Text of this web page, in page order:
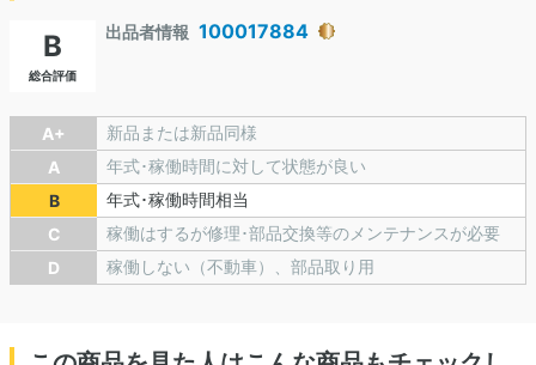
B
総合評価
出品者情報 100017884
A+
新品または新品同様
A
年式･稼働時間に対して状態が良い
B
年式･稼働時間相当
C
稼働はするが修理･部品交換等のメンテナンスが必要
D
稼働しない（不動車）、部品取り用